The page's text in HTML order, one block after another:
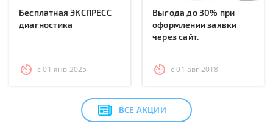
Бесплатная ЭКСПРЕСС
диагностика
с 01 янв 2025
Выгода до 30% при
оформлении заявки
через сайт.
с 01 авг 2018
ВСЕ АКЦИИ